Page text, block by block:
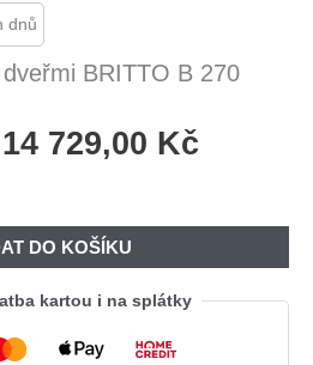
dnů
BRITTO B 270
Původní
17
680,00 Kč.
14 729,00 Kč
729,00
DO KOŠÍKU
kartou i na splátky